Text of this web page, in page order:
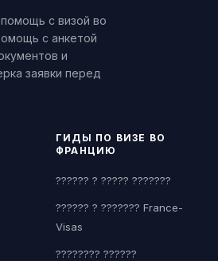
с визой во
с анкетой
и
заявки перед
ГИДЫ ПО ВИЗЕ ВО
ФРАНЦИЮ
?????? ? ????? ???????
?????? ? ??????? France-
Visas
???????? ??????